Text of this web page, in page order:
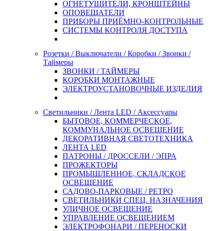
ОГНЕТУШИТЕЛИ, КРОНШТЕЙНЫ
ОПОВЕЩАТЕЛИ
ПРИБОРЫ ПРИЁМНО-КОНТРОЛЬНЫЕ
СИСТЕМЫ КОНТРОЛЯ ДОСТУПА
Розетки / Выключатели / Коробки / Звонки /
Таймеры
ЗВОНКИ / ТАЙМЕРЫ
КОРОБКИ МОНТАЖНЫЕ
ЭЛЕКТРОУСТАНОВОЧНЫЕ ИЗДЕЛИЯ
Светильники / Лента LED / Аксессуары
БЫТОВОЕ, КОММЕРЧЕСКОЕ,
КОММУНАЛЬНОЕ ОСВЕЩЕНИЕ
ДЕКОРАТИВНАЯ СВЕТОТЕХНИКА
ЛЕНТА LED
ПАТРОНЫ / ДРОССЕЛИ / ЭПРА
ПРОЖЕКТОРЫ
ПРОМЫШЛЕННОЕ, СКЛАДСКОЕ
ОСВЕЩЕНИЕ
САДОВО-ПАРКОВЫЕ / РЕТРО
СВЕТИЛЬНИКИ СПЕЦ. НАЗНАЧЕНИЯ
УЛИЧНОЕ ОСВЕЩЕНИЕ
УПРАВЛЕНИЕ ОСВЕЩЕНИЕМ
ЭЛЕКТРОФОНАРИ / ПЕРЕНОСКИ